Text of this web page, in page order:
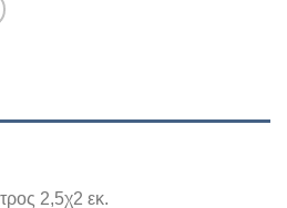
2,5χ2 εκ.